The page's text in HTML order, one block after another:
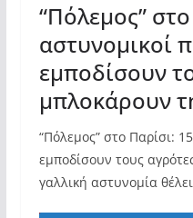
“Πόλεμος”
αστυνομικοί
εμποδίσουν
μπλοκάρουν
“Πόλεμος” στο Παρίσι:
εμποδίσουν τους
γαλλική αστυνομία